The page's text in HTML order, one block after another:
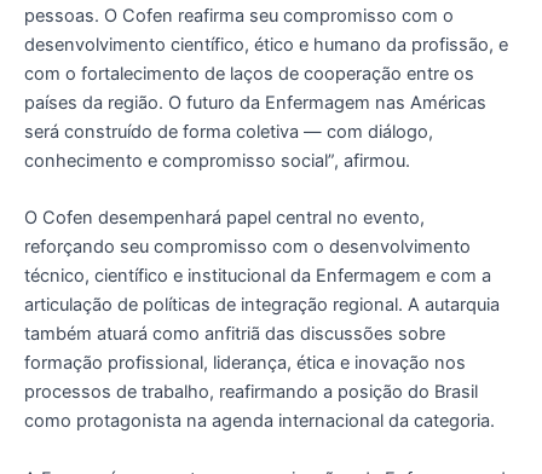
pessoas. O Cofen reafirma seu compromisso com o
desenvolvimento científico, ético e humano da profissão, e
com o fortalecimento de laços de cooperação entre os
países da região. O futuro da Enfermagem nas Américas
será construído de forma coletiva — com diálogo,
conhecimento e compromisso social”, afirmou.
O Cofen desempenhará papel central no evento,
reforçando seu compromisso com o desenvolvimento
técnico, científico e institucional da Enfermagem e com a
articulação de políticas de integração regional. A autarquia
também atuará como anfitriã das discussões sobre
formação profissional, liderança, ética e inovação nos
processos de trabalho, reafirmando a posição do Brasil
como protagonista na agenda internacional da categoria.